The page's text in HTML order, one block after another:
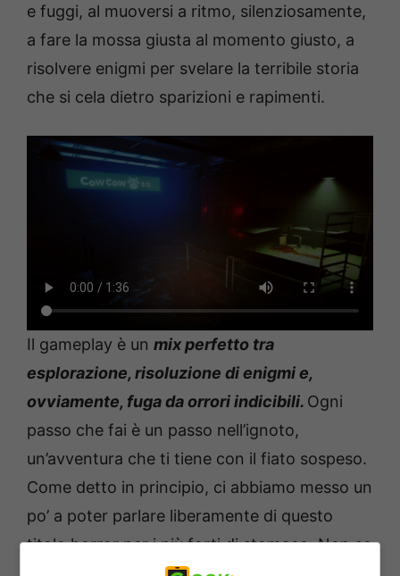
e fuggi, al muoversi a ritmo, silenziosamente,
a fare la mossa giusta al momento giusto, a
risolvere enigmi per svelare la terribile storia
che si cela dietro sparizioni e rapimenti.
Il gameplay è un mix perfetto tra
esplorazione, risoluzione di enigmi e,
ovviamente, fuga da orrori indicibili. Ogni
passo che fai è un passo nell’ignoto,
un’avventura che ti tiene con il fiato sospeso.
Come detto in principio, ci abbiamo messo un
po’ a poter parlare liberamente di questo
titolo horror per i più forti di stomaco. Non so